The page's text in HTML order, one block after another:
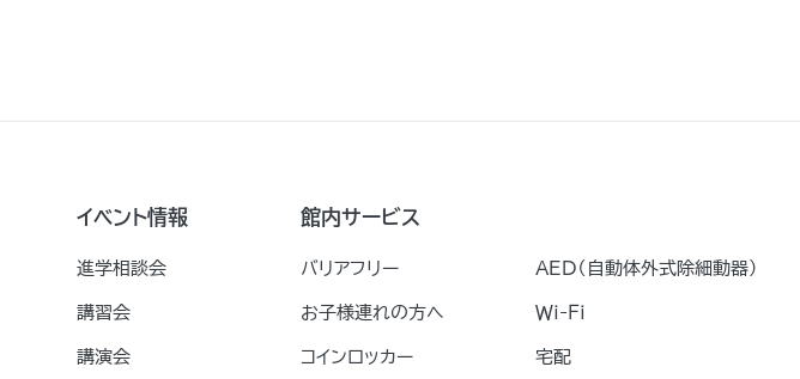
イベント情報
進学相談会
講習会
講演会
館内サービス
バリアフリー
お子様連れの方へ
コインロッカー
AED（自動体外式除細動器）
Ｗｉ-Ｆｉ
宅配